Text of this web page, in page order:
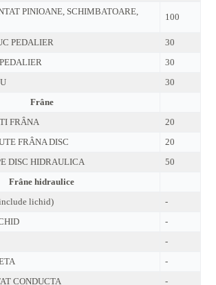
PINIOANE, SCHIMBATOARE,
100
PEDALIER
30
30
30
Frâne
FRÂNA
20
FRÂNA DISC
20
DISC HIDRAULICA
50
Frâne hidraulice
lichid)
-
-
-
-
CONDUCTA
-